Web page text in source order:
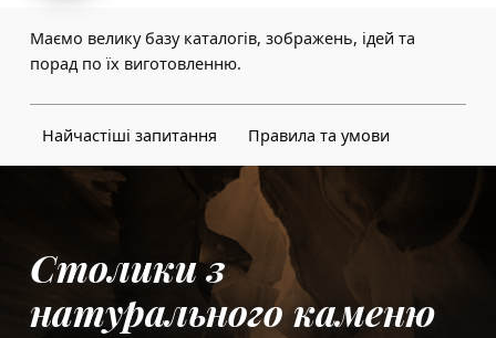
Маємо велику базу каталогів, зображень, ідей та
порад по їх виготовленню.
Найчастіші запитання Правила та умови
Столики з
натурального каменю